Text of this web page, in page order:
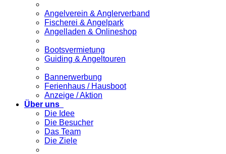
Angelverein & Anglerverband
Fischerei & Angelpark
Angelladen & Onlineshop
Bootsvermietung
Guiding & Angeltouren
Bannerwerbung
Ferienhaus / Hausboot
Anzeige / Aktion
Über uns
Die Idee
Die Besucher
Das Team
Die Ziele